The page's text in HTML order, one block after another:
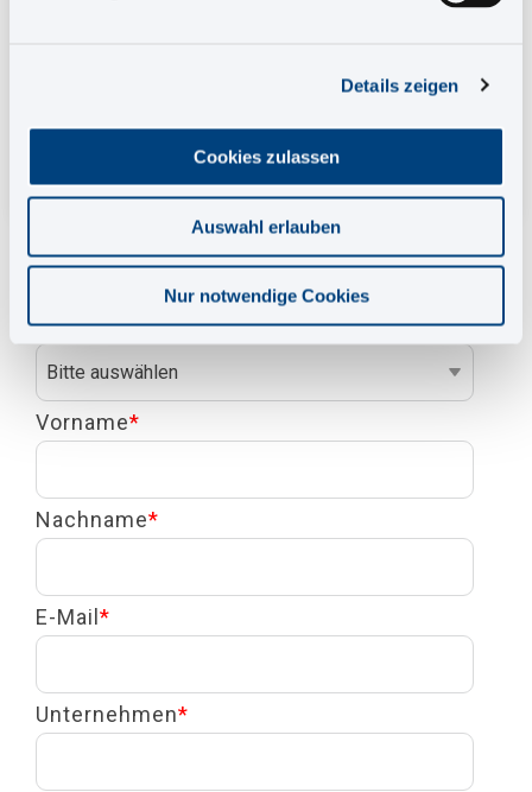
Details zeigen
Cookies zulassen
Auswahl erlauben
Nur notwendige Cookies
Ihre Servicetechniker erhalten so auf einen
Signalverfolgung und Fehlersuche benötigen: in
Anrede*
Vorname*
Nachname*
E-Mail*
Unternehmen*